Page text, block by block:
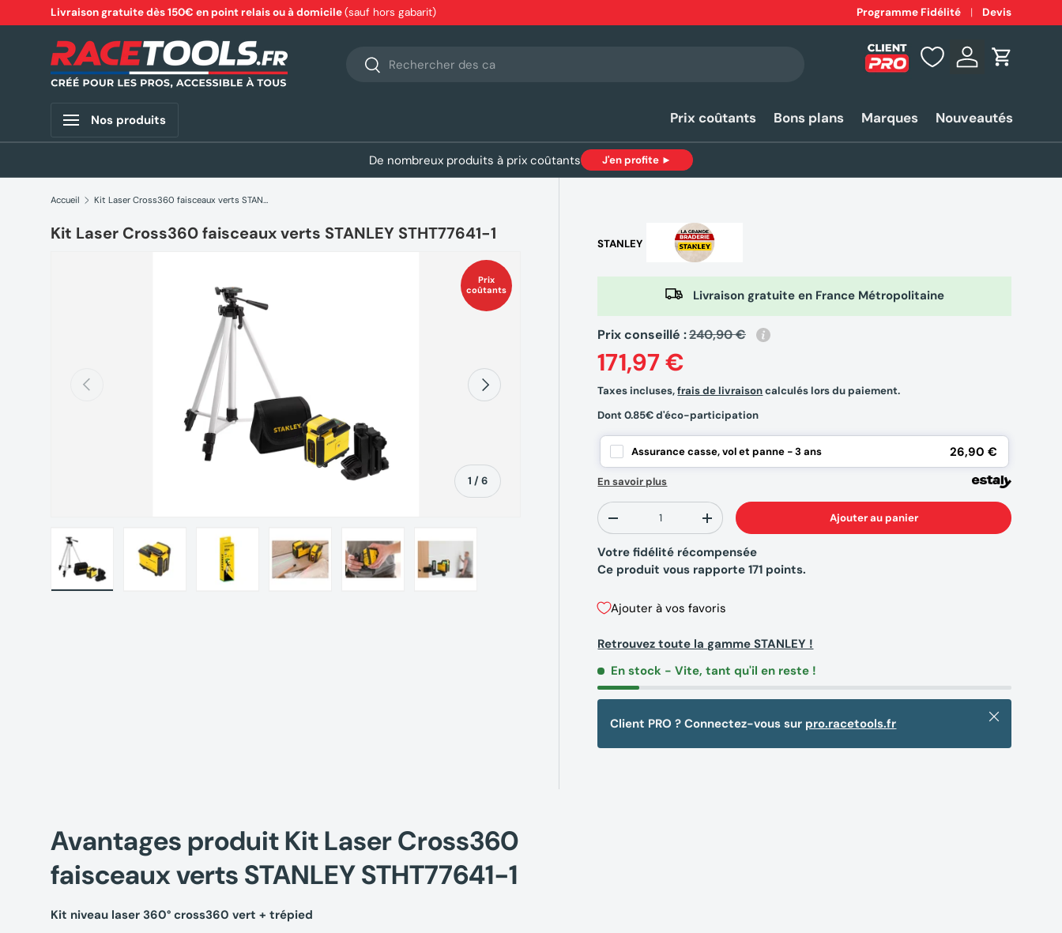
Aller au contenu
Livraison gratuite dès 150€ en point relais ou à domicile(sauf hors gabarit) Expéditionrapide 24-48h*
Programme Fidélité Devis
Recherche
Rechercher Se connecter
Panier
Nos produits Prix coûtants Bons plans Marques Nouveautés
De nombreux produits à prix coûtants J'en profite ►
Accueil Kit Laser Cross360 faisceaux verts STANLEY STHT77641-1
Kit Laser Cross360 faisceaux verts STANLEY STHT77641-1
Prix
coûtants
Précédent
1 /de
6
Suivant
Charger l’image 6 dans la vue de galerie
STANLEY
Livraison gratuite en France Métropolitaine
Prix conseillé :240,90 €
171,97 €
Taxes incluses,frais de livraisoncalculés lors du paiement.
Dont 0.85€ d'éco-participation
Assurance casse, vol et panne - 3 ans 26,90 €
En savoir plus
Qté
-
+ Ajouter au panier
Votre fidélité récompensée
Ce produit vous rapporte171 points.
Ajouter à vos favoris
Retrouvez toute la gamme STANLEY !
En stock - Vite, tant qu'il en reste !
Client PRO ? Connectez-vous sur pro.racetools.fr Fermer
Avantages produit Kit Laser Cross360
faisceaux verts STANLEY STHT77641-1
Kit niveau laser 360° cross360 vert + trépied